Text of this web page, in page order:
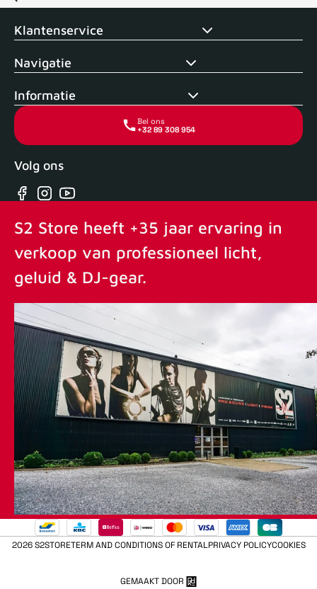
Voor 15uur besteld, zelfde dag verstuurd Echte winkel +35
Klantenservice
Navigatie
Informatie
Bel ons
+32 89 308 954
Volg ons
Facebook
Instagram
YouTube
S2 Store heeft +35 jaar ervaring in
verkoop van professioneel licht,
geluid & DJ-gear.
2026 S2STORETERM AND CONDITIONS OF RENTALPRIVACY POLICYCOOKIES
GEMAAKT DOOR